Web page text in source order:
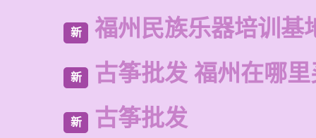
新 福州民族乐器培训基
新 古筝批发 福州在哪
新 古筝批发